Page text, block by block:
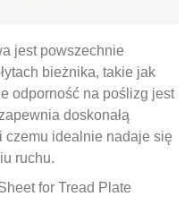
jest powszechnie
bieżnika, takie jak
odporność na poślizg jest
doskonałą
czemu idealnie nadaje się
ruchu.